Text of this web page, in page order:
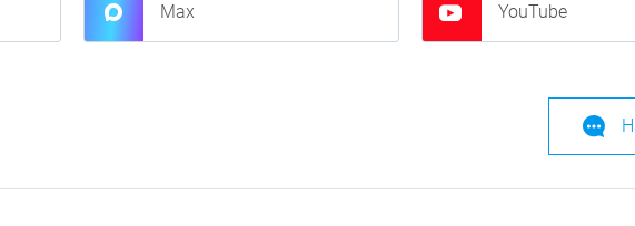
Max YouTube